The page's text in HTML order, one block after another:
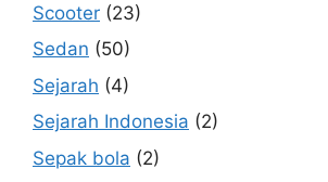
Scooter (23)
Sedan (50)
Sejarah (4)
Sejarah Indonesia (2)
Sepak bola (2)